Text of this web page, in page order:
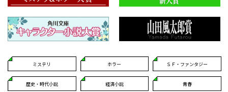
ミステリ ホラー ＳＦ・ファンタジー
歴史・時代小説 経済小説 青春